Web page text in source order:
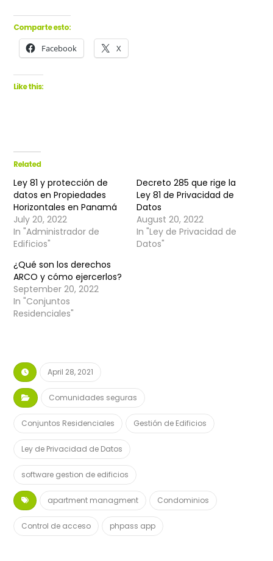
Comparte esto:
Facebook X
Like this:
Related
Ley 81 y protección de
datos en Propiedades
Horizontales en Panamá
July 20, 2022
In "Administrador de
Edificios"
Decreto 285 que rige la
Ley 81 de Privacidad de
Datos
August 20, 2022
In "Ley de Privacidad de
Datos"
¿Qué son los derechos
ARCO y cómo ejercerlos?
September 20, 2022
In "Conjuntos
Residenciales"
April 28, 2021
Comunidades seguras
Conjuntos Residenciales Gestión de Edificios
Ley de Privacidad de Datos
software gestion de edificios
apartment managment Condominios
Control de acceso phpass app